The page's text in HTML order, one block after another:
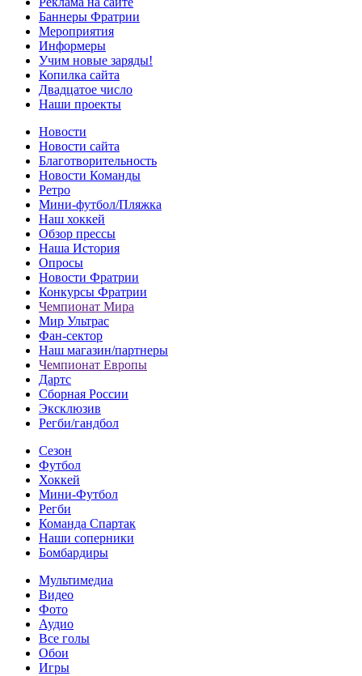
Баннеры Фратрии
Мероприятия
Информеры
Учим новые заряды!
Копилка сайта
Двадцатое число
Наши проекты
Новости
Новости сайта
Благотворительность
Новости Команды
Ретро
Мини-футбол/Пляжка
Наш хоккей
Обзор прессы
Наша История
Опросы
Новости Фратрии
Конкурсы Фратрии
Чемпионат Мира
Мир Ультрас
Фан-cектор
Наш магазин/партнеры
Чемпионат Европы
Дартс
Сборная России
Эксклюзив
Регби/гандбол
Сезон
Футбол
Хоккей
Мини-Футбол
Регби
Команда Спартак
Наши соперники
Бомбардиры
Мультимедиа
Видео
Фото
Аудио
Все голы
Обои
Игры